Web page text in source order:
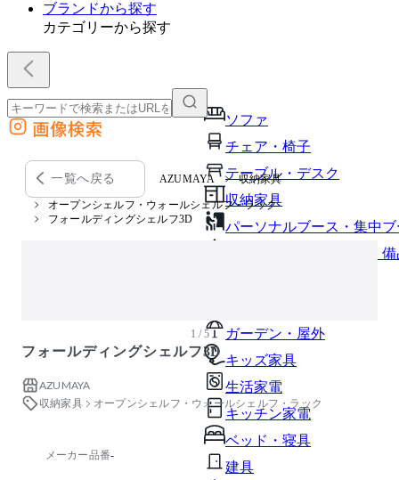
ブランドから探す
カテゴリーから探す
ソファ
チェア・椅子
テーブル・デスク
収納家具
パーソナルブース・集中
オフィスアクセサリー・
ガーデン・屋外
キッズ家具
生活家電
キッチン家電
ベッド・寝具
建具
外部サイトの商品をカートに追加
他のサイトで見つけた商品ページのURLを貼り付けて、カートに追加できます
画像検索
一覧へ戻る AZUMAYA 収納家具
オープンシェルフ・ウォールシェルフ・ラック
フォールディングシェルフ3D
1 / 5
フォールディングシェルフ3D
AZUMAYA
収納家具
オープンシェルフ・ウォールシェルフ・ラック
メーカー品番-